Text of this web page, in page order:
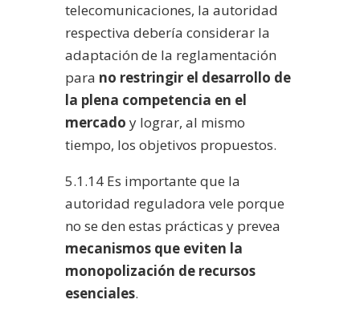
telecomunicaciones, la autoridad
respectiva debería considerar la
adaptación de la reglamentación
para no restringir el desarrollo de
la plena competencia en el
mercado y lograr, al mismo
tiempo, los objetivos propuestos.
5.1.14 Es importante que la
autoridad reguladora vele porque
no se den estas prácticas y prevea
mecanismos que eviten la
monopolización de recursos
esenciales.